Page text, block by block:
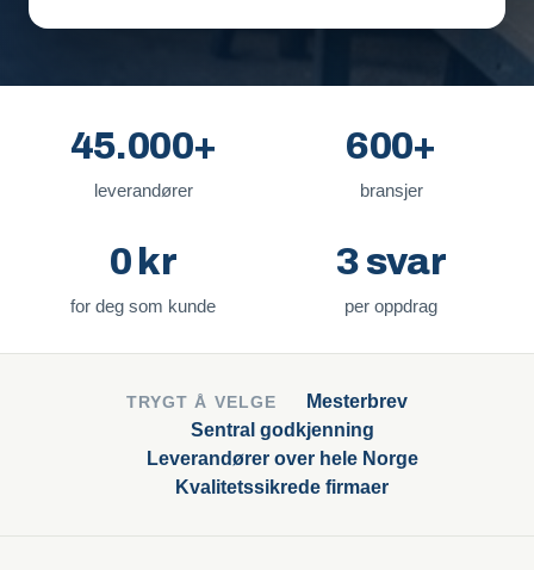
45.000+
leverandører
600+
bransjer
0 kr
for deg som kunde
3 svar
per oppdrag
TRYGT Å VELGE
Mesterbrev
Sentral godkjenning
Leverandører over hele Norge
Kvalitetssikrede firmaer